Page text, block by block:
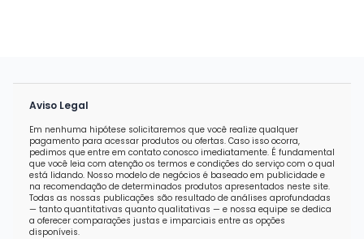
Aviso Legal
Em nenhuma hipótese solicitaremos que você realize qualquer
pagamento para acessar produtos ou ofertas. Caso isso ocorra,
pedimos que entre em contato conosco imediatamente. É fundamental
que você leia com atenção os termos e condições do serviço com o qual
está lidando. Nosso modelo de negócios é baseado em publicidade e
na recomendação de determinados produtos apresentados neste site.
Todas as nossas publicações são resultado de análises aprofundadas
— tanto quantitativas quanto qualitativas — e nossa equipe se dedica
a oferecer comparações justas e imparciais entre as opções
disponíveis.